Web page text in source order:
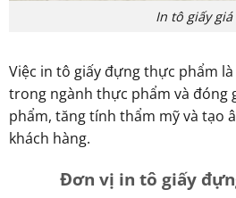
In tô giấy giá
Việc in tô giấy đựng thực phẩm
trong ngành thực phẩm và đóng
phẩm, tăng tính thẩm mỹ và tạo
khách hàng.
Đơn vị in tô giấy